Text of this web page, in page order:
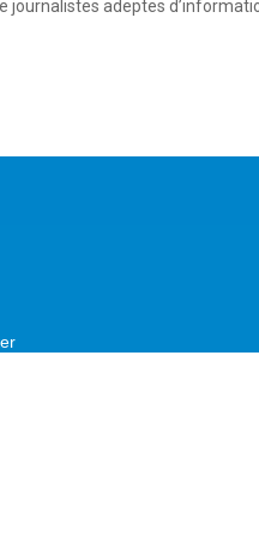
journalistes adeptes